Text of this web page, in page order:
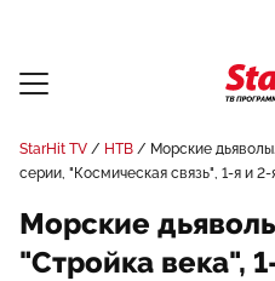
StarHit TV НТВ
Морские
серии, "Космическая связь", 1-я и
Морские
"Стройка века",